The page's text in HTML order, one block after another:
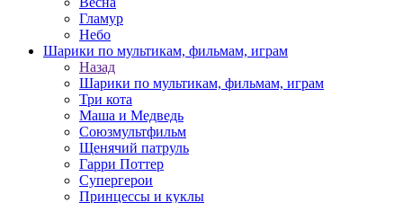
Гламур
Небо
Шарики по мультикам, фильмам, играм
Назад
Шарики по мультикам, фильмам, играм
Три кота
Маша и Медведь
Союзмультфильм
Щенячий патруль
Гарри Поттер
Супергерои
Принцессы и куклы